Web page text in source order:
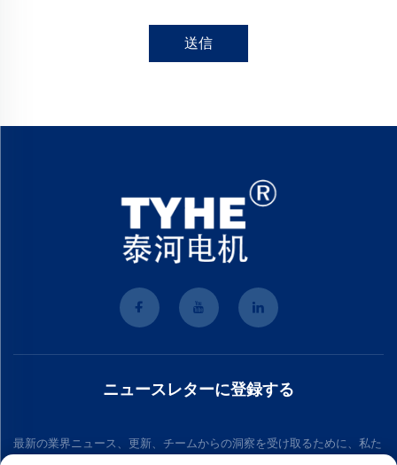
送信
ニュースレターに登録する
最新の業界ニュース、更新、チームからの洞察を受け取るために、私た